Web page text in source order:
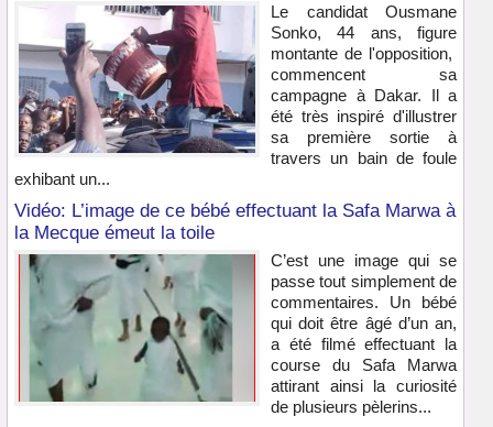
Le candidat Ousmane
Sonko, 44 ans, figure
montante de l'opposition,
commencent sa
campagne à Dakar. Il a
été très inspiré d'illustrer
sa première sortie à
travers un bain de foule
exhibant un...
Vidéo: L’image de ce bébé effectuant la Safa Marwa à
la Mecque émeut la toile
C’est une image qui se
passe tout simplement de
commentaires. Un bébé
qui doit être âgé d’un an,
a été filmé effectuant la
course du Safa Marwa
attirant ainsi la curiosité
de plusieurs pèlerins...